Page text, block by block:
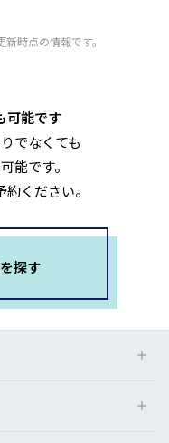
時点の情報です。
可能です
でなくても
能です。
ください。
探す